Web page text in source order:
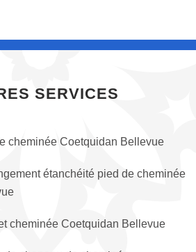
SERVICES
cheminée Coetquidan Bellevue
étanchéité pied de cheminée
cheminée Coetquidan Bellevue